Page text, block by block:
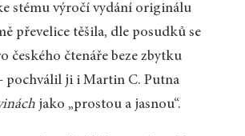
stému výročí vydání originálu
převelice těšila, dle posudků se
českého čtenáře beze zbytku
pochválil ji i Martin C. Putna
jako „prostou a jasnou“.